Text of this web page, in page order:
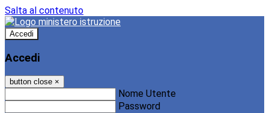
Salta al contenuto
Accedi
Accedi
button close ×
Nome Utente
Password